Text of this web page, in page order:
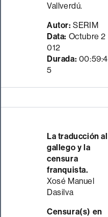
Vallverdú.
Autor:SERIM
Data: Octubre 2
012
Durada: 00:59:4
5
La traducción al
gallego y la
censura
franquista.
Xosé Manuel
Dasilva
Censura(s) en